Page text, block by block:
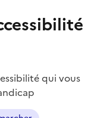
qui vous